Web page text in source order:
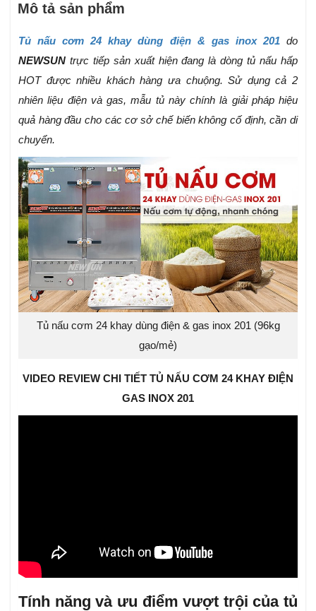
Mô tả sản phẩm
Tủ nấu cơm 24 khay dùng điện & gas inox 201 do
NEWSUN trực tiếp sản xuất hiện đang là dòng tủ nấu hấp
HOT được nhiều khách hàng ưa chuộng. Sử dụng cả 2
nhiên liệu điện và gas, mẫu tủ này chính là giải pháp hiệu
quả hàng đầu cho các cơ sở chế biến không cố định, cần di
chuyển.
Tủ nấu cơm 24 khay dùng điện & gas inox 201 (96kg
gạo/mẻ)
VIDEO REVIEW CHI TIẾT TỦ NẤU CƠM 24 KHAY ĐIỆN
GAS INOX 201
Tính năng và ưu điểm vượt trội của tủ